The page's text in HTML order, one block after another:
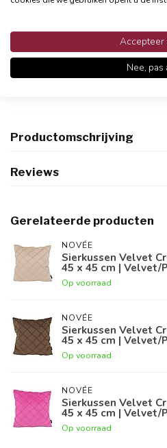
Persoonlijke
Binnen 48 uur
Productomschrijving
Reviews
Gerelateerde producten
NOVÉE
Sierkussen Velvet
45 x 45 cm | Velvet/
Op voorraad
NOVÉE
Sierkussen Velvet
45 x 45 cm | Velvet/
Op voorraad
NOVÉE
Sierkussen Velvet
45 x 45 cm | Velvet/
Op voorraad
Accepteer
Nee, pas